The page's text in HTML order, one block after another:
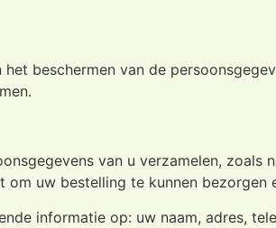
beschermen van de
van u verzamelen,
uw bestelling te kunnen bezorgen
informatie op: uw naam, adres,